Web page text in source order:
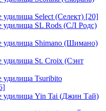
Select (Селект) [20]
SL Rods (СЛ Родс)
удилища Shimano (Шимано)
St. Croix (Сэнт
Tsuribito
удилища Yin Tai (Джин Тай)